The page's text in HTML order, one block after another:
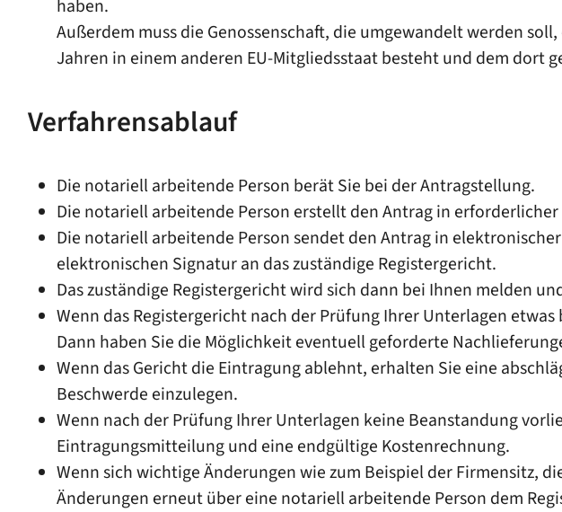
haben.
Außerdem muss die Genossenschaft, die umgewandelt werden
Jahren in einem anderen EU-Mitgliedsstaat besteht und dem dort
Verfahrensablauf
Die notariell arbeitende Person berät Sie bei der Antragstellung.
Die notariell arbeitende Person erstellt den Antrag in erforderlicher
Die notariell arbeitende Person sendet den Antrag in
elektronischen Signatur an das zuständige Registergericht.
Das zuständige Registergericht wird sich dann bei Ihnen melden
Wenn das Registergericht nach der Prüfung Ihrer Unterlagen
Dann haben Sie die Möglichkeit eventuell geforderte
Wenn das Gericht die Eintragung ablehnt, erhalten Sie eine
Beschwerde einzulegen.
Wenn nach der Prüfung Ihrer Unterlagen keine Beanstandung
Eintragungsmitteilung und eine endgültige Kostenrechnung.
Wenn sich wichtige Änderungen wie zum Beispiel der Firmensitz,
Änderungen erneut über eine notariell arbeitende Person dem